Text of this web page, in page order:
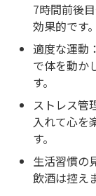
7時間前後
効果的です。
適度な運動
で体を動か
す。
ストレス管
入れて心を
す。
生活習慣の
飲酒は控え